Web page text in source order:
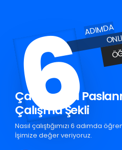
6ADIMDA
Çamlıyayla
Çalışma Şekli
Nasıl çalıştığımızı 6 adımda
İşimize değer veriyoruz.